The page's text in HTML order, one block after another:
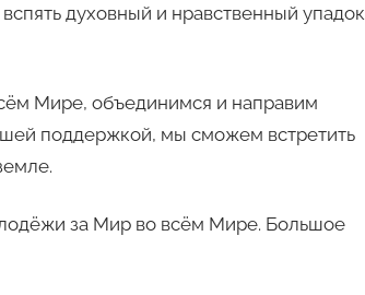
духовный и нравственный упадок
Мире, объединимся и направим
поддержкой, мы сможем встретить
за Мир во всём Мире. Большое